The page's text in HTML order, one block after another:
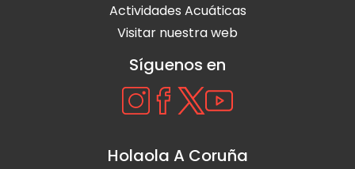
Actividades Acuáticas
Visitar nuestra web
Síguenos en
Holaola A Coruña